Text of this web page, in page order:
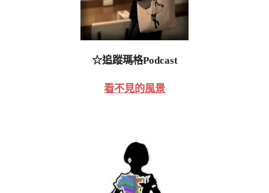
☆追蹤瑪格Podcast
看不見的風景